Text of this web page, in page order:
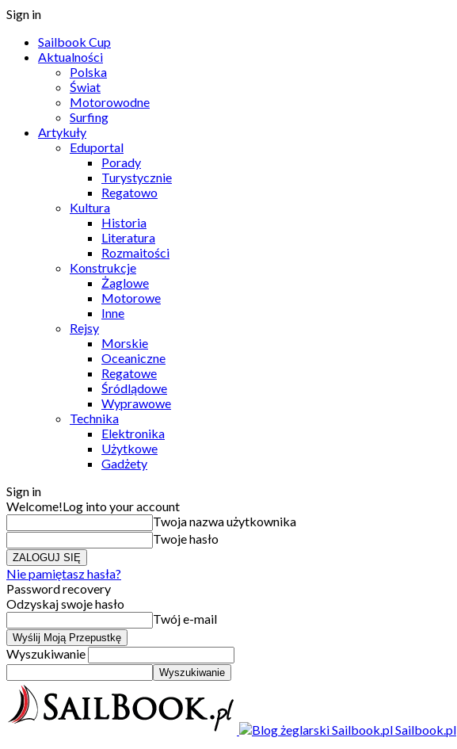
Sign in
Sailbook Cup
Aktualności
Polska
Świat
Motorowodne
Surfing
Artykuły
Eduportal
Porady
Turystycznie
Regatowo
Kultura
Historia
Literatura
Rozmaitości
Konstrukcje
Żaglowe
Motorowe
Inne
Rejsy
Morskie
Oceaniczne
Regatowe
Śródlądowe
Wyprawowe
Technika
Elektronika
Użytkowe
Gadżety
Sign in
Welcome!Log into your account
Twoja nazwa użytkownika
Twoje hasło
Nie pamiętasz hasła?
Password recovery
Odzyskaj swoje hasło
Twój e-mail
Wyszukiwanie
Sailbook.pl